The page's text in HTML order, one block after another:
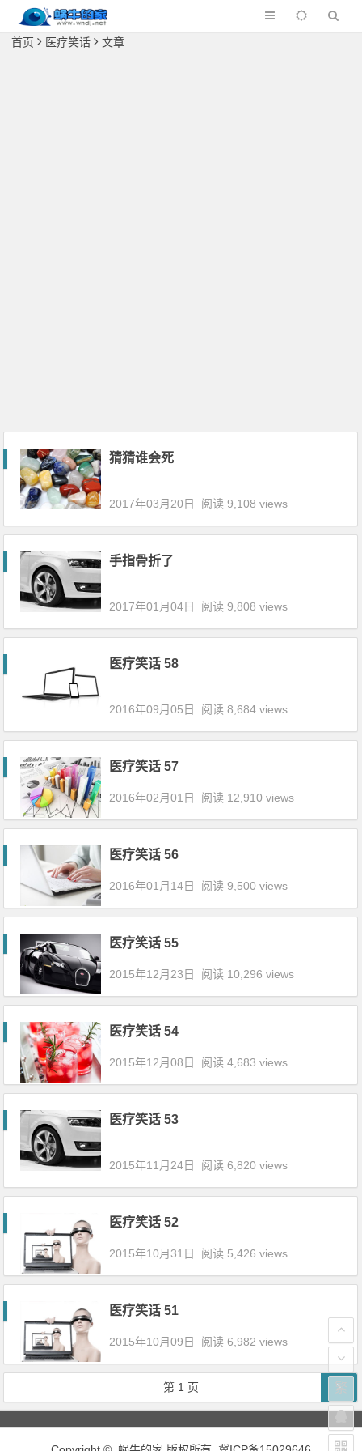
首页 医疗笑话 文章
猜猜谁会死
2017年03月20日 阅读 9,108 views
手指骨折了
2017年01月04日 阅读 9,808 views
医疗笑话 58
2016年09月05日 阅读 8,684 views
医疗笑话 57
2016年02月01日 阅读 12,910 views
医疗笑话 56
2016年01月14日 阅读 9,500 views
医疗笑话 55
2015年12月23日 阅读 10,296 views
医疗笑话 54
2015年12月08日 阅读 4,683 views
医疗笑话 53
2015年11月24日 阅读 6,820 views
医疗笑话 52
2015年10月31日 阅读 5,426 views
医疗笑话 51
2015年10月09日 阅读 6,982 views
第 1 页 繁